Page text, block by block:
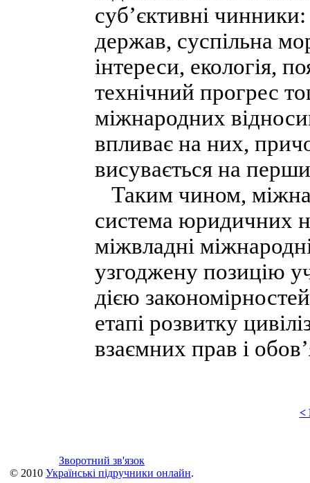
суб’єктивні
держав, суспільна
інтереси, екологія,
технічний прогрес
міжнародних
впливає на них,
висувається на
Таким чином,
система юридичних
міжвладні
узгоджену позицію
дією
етапі розвитку
взаємних прав і
<
Зворотний зв'язок
© 2010 Українські підручники онлайн.